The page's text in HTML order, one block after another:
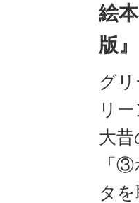
絵
版
グ
リ
大
「
タ